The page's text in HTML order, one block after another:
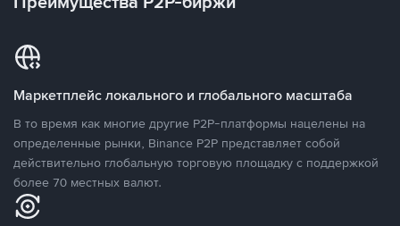
Маркетплейс локального и глобального масштаба
В то время как многие другие P2P-платформы нацелены на
определенные рынки, Binance P2P представляет собой
действительно глобальную торговую площадку с поддержкой
более 70 местных валют.